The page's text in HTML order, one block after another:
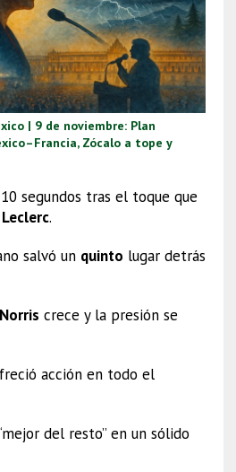
| 9 de noviembre: Plan
Zócalo a tope y
segundos tras el toque que
.
salvó un quinto lugar detrás
Norris crece y la presión se
acción en todo el
del resto” en un sólido